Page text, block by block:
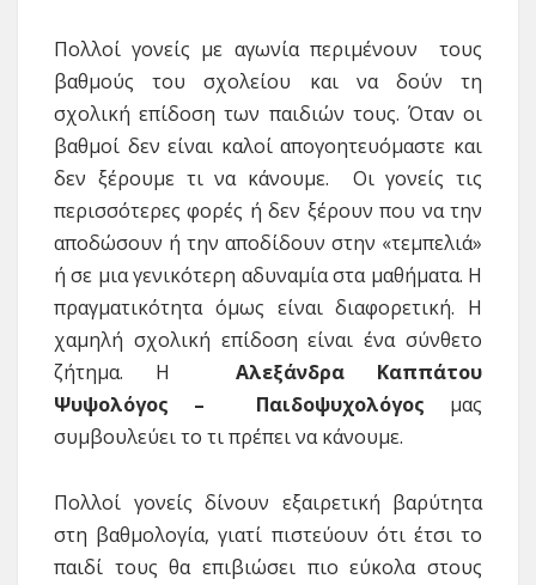
Πολλοί γονείς με αγωνία περιμένουν τους
βαθμούς του σχολείου και να δούν τη
σχολική επίδοση των παιδιών τους. Όταν οι
βαθμοί δεν είναι καλοί απογοητευόμαστε και
δεν ξέρουμε τι να κάνουμε. Οι γονείς τις
περισσότερες φορές ή δεν ξέρουν που να την
αποδώσουν ή την αποδίδουν στην «τεμπελιά»
ή σε μια γενικότερη αδυναμία στα μαθήματα. Η
πραγματικότητα όμως είναι διαφορετική. Η
χαμηλή σχολική επίδοση είναι ένα σύνθετο
ζήτημα. Η Αλεξάνδρα Καππάτου
Ψυψολόγος – Παιδοψυχολόγος μας
συμβουλεύει το τι πρέπει να κάνουμε.
Πολλοί γονείς δίνουν εξαιρετική βαρύτητα
στη βαθμολογία, γιατί πιστεύουν ότι έτσι το
παιδί τους θα επιβιώσει πιο εύκολα στους